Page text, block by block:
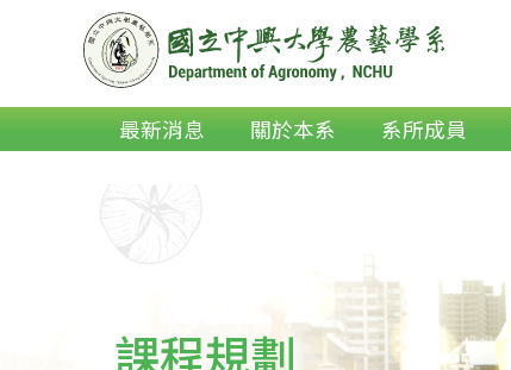
最新消息 關於本系 系所成員
課程規劃